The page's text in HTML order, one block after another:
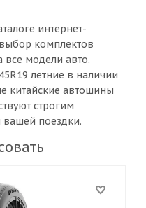
интернет-
комплектов
модели авто.
летние в наличии
китайские автошины
строгим
вашей поездки.